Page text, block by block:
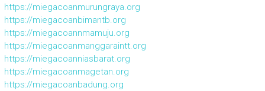
https://miegacoanmurungraya.org
https://miegacoanbimantb.org
https://miegacoannmamuju.org
https://miegacoanmanggaraintt.org
https://miegacoanniasbarat.org
https://miegacoanmagetan.org
https://miegacoanbadung.org